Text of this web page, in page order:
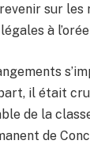
sur les
à
il était
de la
de